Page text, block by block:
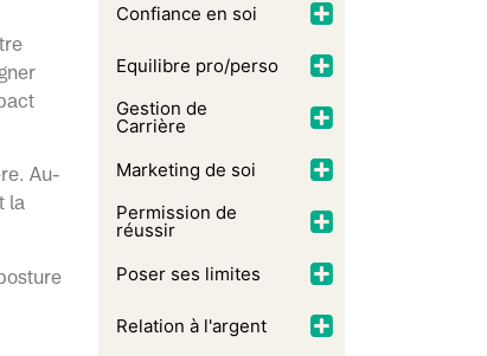
Au-
la
Confiance en soi
Equilibre pro/perso
Gestion de
Carrière
Marketing de soi
Permission de
réussir
Poser ses limites
Relation à l'argent